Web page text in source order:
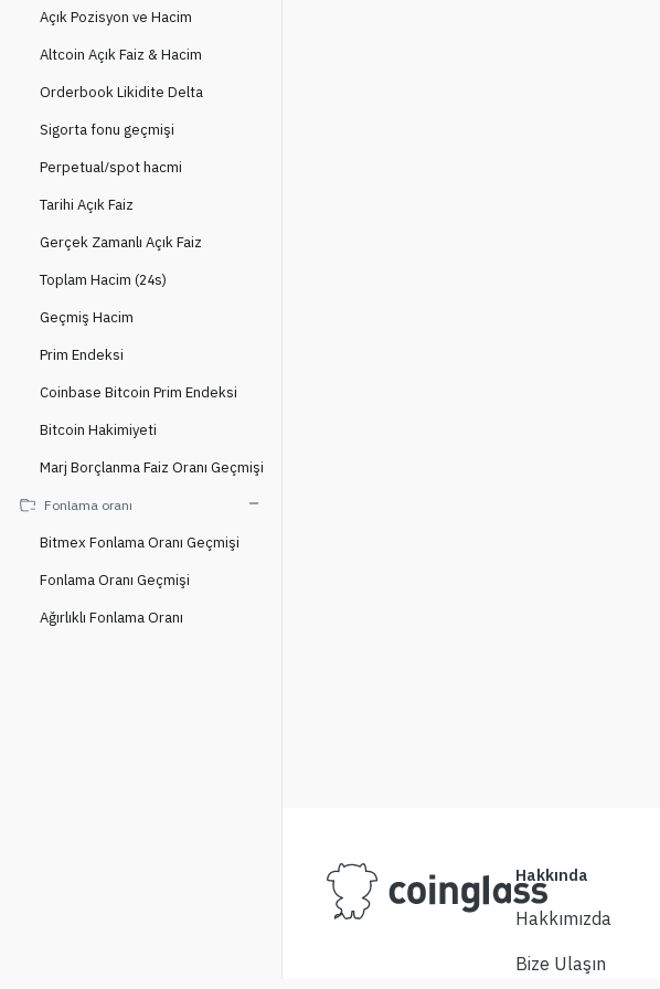
Açık Pozisyon ve Hacim
Altcoin Açık Faiz & Hacim
Orderbook Likidite Delta
Sigorta fonu geçmişi
Perpetual/spot hacmi
Tarihi Açık Faiz
Gerçek Zamanlı Açık Faiz
Toplam Hacim (24s)
Geçmiş Hacim
Prim Endeksi
Coinbase Bitcoin Prim Endeksi
Bitcoin Hakimiyeti
Marj Borçlanma Faiz Oranı Geçmişi
Fonlama oranı
Bitmex Fonlama Oranı Geçmişi
Fonlama Oranı Geçmişi
Ağırlıklı Fonlama Oranı
Hakkında
Hakkımızda
Bize Ulaşın